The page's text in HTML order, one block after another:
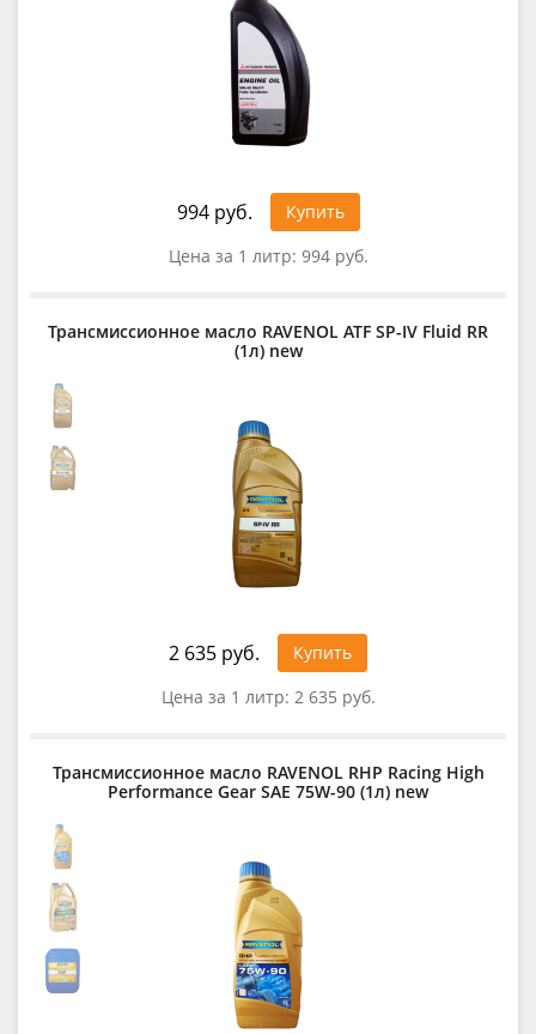
994 руб.
Купить
Цена за 1 литр: 994 руб.
Трансмиссионное масло RAVENOL ATF SP-IV Fluid RR
(1л) new
2 635 руб.
Купить
Цена за 1 литр: 2 635 руб.
Трансмиссионное масло RAVENOL RHP Racing High
Performance Gear SAE 75W-90 (1л) new